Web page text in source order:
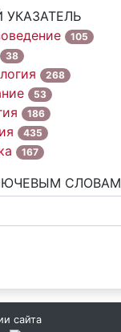
105
38
268
53
186
435
167
СЛОВАМ
сайта